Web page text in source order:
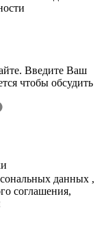
Введите Ваш
чтобы обсудить
данных ,
соглашения,